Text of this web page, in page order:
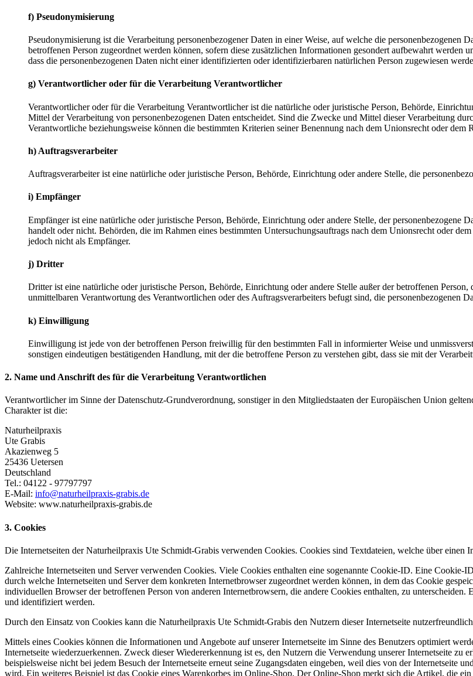
f) Pseudonymisierung
Pseudonymisierung ist die Verarbeitung personenbezogener Daten in einer Weise, auf welche die
betroffenen Person zugeordnet werden können, sofern diese zusätzlichen Informationen gesondert aufbewahrt werden
dass die personenbezogenen Daten nicht einer identifizierten oder identifizierbaren natürlichen Person zugewiesen
g) Verantwortlicher oder für die Verarbeitung Verantwortlicher
Verantwortlicher oder für die Verarbeitung Verantwortlicher ist die natürliche oder juristische Person, Behörde,
Mittel der Verarbeitung von personenbezogenen Daten entscheidet. Sind die Zwecke und Mittel dieser Verarbeitung
Verantwortliche beziehungsweise können die bestimmten Kriterien seiner Benennung nach dem Unionsrecht oder dem
h) Auftragsverarbeiter
Auftragsverarbeiter ist eine natürliche oder juristische Person, Behörde, Einrichtung oder andere Stelle, die
i) Empfänger
Empfänger ist eine natürliche oder juristische Person, Behörde, Einrichtung oder andere Stelle, der personenbezogene
handelt oder nicht. Behörden, die im Rahmen eines bestimmten Untersuchungsauftrags nach dem Unionsrecht oder
jedoch nicht als Empfänger.
j) Dritter
Dritter ist eine natürliche oder juristische Person, Behörde, Einrichtung oder andere Stelle außer der betroffenen
unmittelbaren Verantwortung des Verantwortlichen oder des Auftragsverarbeiters befugt sind, die personenbezogenen
k) Einwilligung
Einwilligung ist jede von der betroffenen Person freiwillig für den bestimmten Fall in informierter Weise und
sonstigen eindeutigen bestätigenden Handlung, mit der die betroffene Person zu verstehen gibt, dass sie mit der
2. Name und Anschrift des für die Verarbeitung Verantwortlichen
Verantwortlicher im Sinne der Datenschutz-Grundverordnung, sonstiger in den Mitgliedstaaten der Europäischen Union
Charakter ist die:
Naturheilpraxis
Ute Grabis
Akazienweg 5
25436 Uetersen
Deutschland
Tel.: 04122 - 97797797
E-Mail: info@naturheilpraxis-grabis.de
Website: www.naturheilpraxis-grabis.de
3. Cookies
Die Internetseiten der Naturheilpraxis Ute Schmidt-Grabis verwenden Cookies. Cookies sind Textdateien, welche über einen
Zahlreiche Internetseiten und Server verwenden Cookies. Viele Cookies enthalten eine sogenannte Cookie-ID. Eine Cookie-
durch welche Internetseiten und Server dem konkreten Internetbrowser zugeordnet werden können, in dem das Cookie
individuellen Browser der betroffenen Person von anderen Internetbrowsern, die andere Cookies enthalten, zu
und identifiziert werden.
Durch den Einsatz von Cookies kann die Naturheilpraxis Ute Schmidt-Grabis den Nutzern dieser Internetseite
Mittels eines Cookies können die Informationen und Angebote auf unserer Internetseite im Sinne des Benutzers optimiert
Internetseite wiederzuerkennen. Zweck dieser Wiedererkennung ist es, den Nutzern die Verwendung unserer Internetseite zu
beispielsweise nicht bei jedem Besuch der Internetseite erneut seine Zugangsdaten eingeben, weil dies von der Internetseite
wird. Ein weiteres Beispiel ist das Cookie eines Warenkorbes im Online-Shop. Der Online-Shop merkt sich die Artikel, die